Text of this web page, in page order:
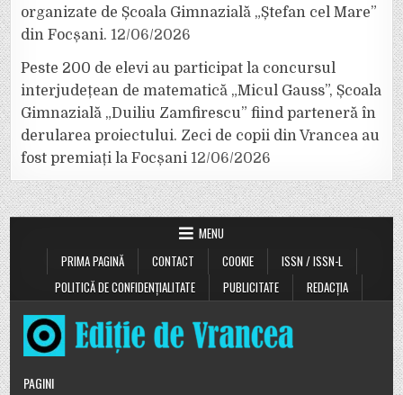
organizate de Școala Gimnazială „Ștefan cel Mare”
din Focșani. 12/06/2026
Peste 200 de elevi au participat la concursul
interjudețean de matematică „Micul Gauss”, Școala
Gimnazială „Duiliu Zamfirescu” fiind parteneră în
derularea proiectului. Zeci de copii din Vrancea au
fost premiați la Focșani 12/06/2026
MENU
PRIMA PAGINĂ
CONTACT COOKIE
ISSN / ISSN-L
POLITICĂ DE CONFIDENȚIALITATE
PUBLICITATE REDACȚIA
PAGINI